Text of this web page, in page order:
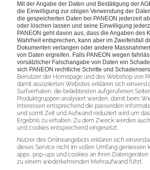
Mit der Angabe der Daten und Bestätigung der
die Einwilligung zur obigen Verwendung der
die gespeicherten Daten bei PANEON jederzeit
oder löschen lassen und seine Einwilligung
PANEON geht davon aus, dass die Angaben des
Wahrheit entsprechen, kann aber im Zweifelsfall
Dokumenten verlangen oder andere
von Daten ergreifen. Falls PANEON wegen
vorsätzlicher Falschangabe von Daten ein
sich PANEON rechtliche Schritte und
Benutzer der Homepage und des Webshop von
damit assoziierten Websites erklären sich
Surfverhaten, die beliebtesten aufgerufenen
Produktgruppen analysiert werden, damit beim
Interessen entsprechend die passenden
und somit Zeit und Aufwand reduziert wird um
Ergebnis zu erhalten. Zu dem Zweck werden
und cookies entsprechend eingesetzt.
Nutzer des Onlineangebots erklären sich
dieses Service nicht im vollen Umfang geniessen
apps, pop-ups und cookies an ihren Datengeräten
zu einem wiederkehrenden Mehraufwand führt.